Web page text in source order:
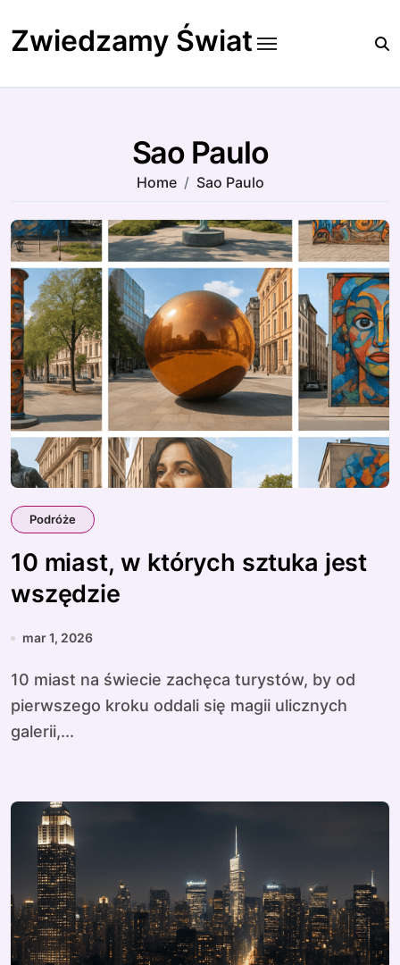
to
content
Zwiedzamy Świat
Sao Paulo
Home Sao Paulo
Podróże
10 miast, w których sztuka jest
wszędzie
mar 1, 2026
10 miast na świecie zachęca turystów, by od
pierwszego kroku oddali się magii ulicznych
galerii,...